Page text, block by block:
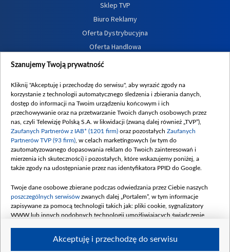
Sklep TVP
Biuro Reklamy
Oferta Dystrybucyjna
Oferta Handlowa
Dostępność
Procedura zgłoszeń wewnętrznych
Szanujemy Twoją prywatność
Kliknij "Akceptuję i przechodzę do serwisu", aby wyrazić zgody na
korzystanie z technologii automatycznego śledzenia i zbierania danych,
dostęp do informacji na Twoim urządzeniu końcowym i ich
przechowywanie oraz na przetwarzanie Twoich danych osobowych przez
nas, czyli Telewizję Polską S.A. w likwidacji (zwaną dalej również „TVP”),
Zaufanych Partnerów z IAB* (1201 firm) oraz pozostałych Zaufanych
Partnerów TVP (93 firm) , w celach marketingowych (w tym do
zautomatyzowanego dopasowania reklam do Twoich zainteresowań i
mierzenia ich skuteczności) i pozostałych, które wskazujemy poniżej, a
także zgody na udostępnianie przez nas identyfikatora PPID do Google.
Twoje dane osobowe zbierane podczas odwiedzania przez Ciebie naszych
poszczególnych serwisów zwanych dalej „Portalem”, w tym informacje
zapisywane za pomocą technologii takich jak: pliki cookie, sygnalizatory
WWW lub innych podobnych technologii umożliwiających świadczenie
Akceptuję i przechodzę do serwisu